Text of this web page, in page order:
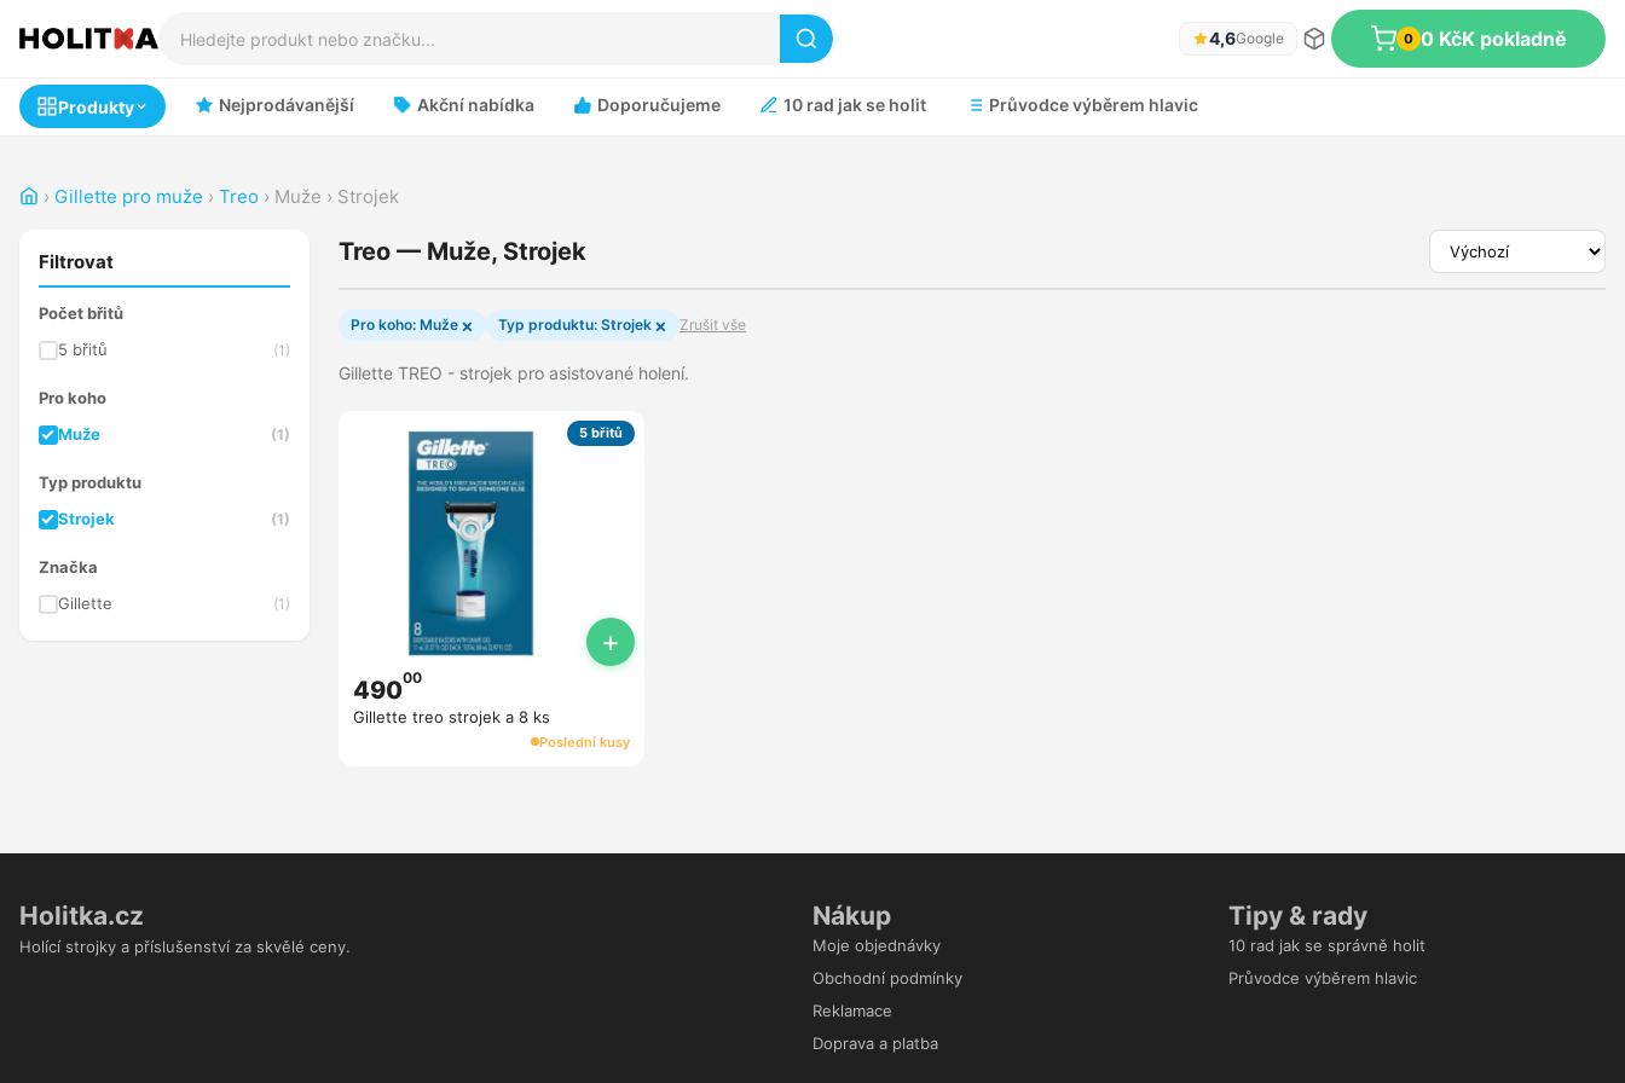
4,6Google 0 0 KčK pokladně
Produkty Nejprodávanější Akční nabídka Doporučujeme 10 rad jak se holit Průvodce výběrem hlavic
› Gillette pro muže › Treo › Muže › Strojek
Filtrovat
Počet břitů
5 břitů
(1)
Pro koho
Muže
(1)
Typ produktu
Strojek
(1)
Značka
Gillette
(1)
Treo — Muže, Strojek
Pro koho: Muže × Typ produktu: Strojek × Zrušit vše
Gillette TREO - strojek pro asistované holení.
5 břitů
+
49000
Gillette treo strojek a 8 ks
Poslední kusy
Holitka.cz
Holící strojky a příslušenství za skvělé ceny.
Nákup
Moje objednávky
Obchodní podmínky
Reklamace
Doprava a platba
Tipy & rady
10 rad jak se správně holit
Průvodce výběrem hlavic